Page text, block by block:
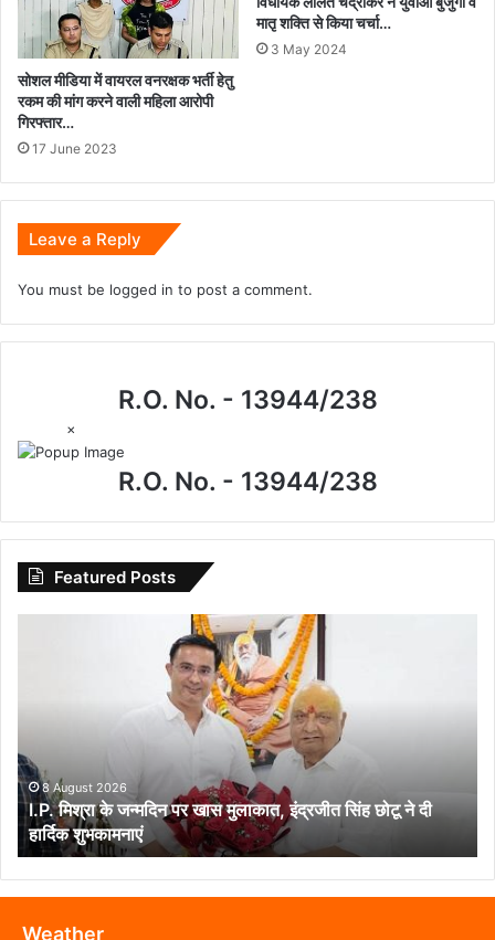
सोशल मीडिया में वायरल वनरक्षक भर्ती हेतु
रकम की मांग करने वाली महिला आरोपी
गिरफ्तार…
17 June 2023
मातृ शक्ति से किया चर्चा…
3 May 2024
Leave a Reply
You must be logged in to post a comment.
R.O. No. - 13944/238
×
R.O. No. - 13944/238
Featured Posts
मुलाकात,
इंद्रजीत
सिंह
छोटू
ने
दी
हार्दिक
शुभकामनाएं
8 August 2026
I.P. मिश्रा के जन्मदिन पर खास मुलाकात, इंद्रजीत सिंह छोटू ने दी
हार्दिक शुभकामनाएं
Weather